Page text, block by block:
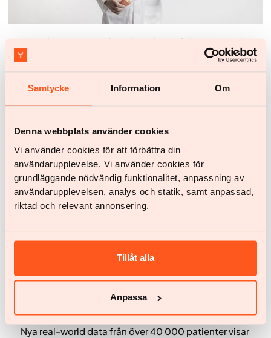
Samtycke Information Om
Denna webbplats använder cookies
Vi använder cookies för att förbättra din
användarupplevelse. Vi använder cookies för
grundläggande nödvändig funktionalitet, anpassning av
användarupplevelsen, analys och statik, samt anpassad,
riktad och relevant annonsering.
Tillåt alla
Anpassa
Yazen kommenterar Socialstyrelsens riktlinjer: ”Ett
kvitto på ett systemfel som kräver omedelbar
handling”
Socialstyrelsens underbetyg till den svenska
brist på tillgänglighet för en av våra största
folksjukdomar. Att för få får hjälp är inte bara ett
medicinskt misslyckande, utan ett växande
samhällsproblem då obesitas kostar Sverige cirka
125 miljarder kronor årligen.
Digital obesitasvård når alla inkomstgrupper – men
ekonomiska hinder skapar ojämlik hälsa
Nya real-world data från över 40 000 patienter visar